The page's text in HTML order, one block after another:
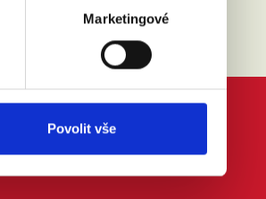
Marketingové
Povolit vše